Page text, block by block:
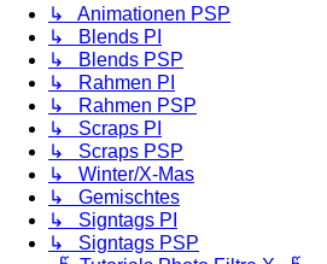
↳ Animationen PSP
↳ Blends PI
↳ Blends PSP
↳ Rahmen PI
↳ Rahmen PSP
↳ Scraps PI
↳ Scraps PSP
↳ Winter/X-Mas
↳ Gemischtes
↳ Signtags PI
↳ Signtags PSP